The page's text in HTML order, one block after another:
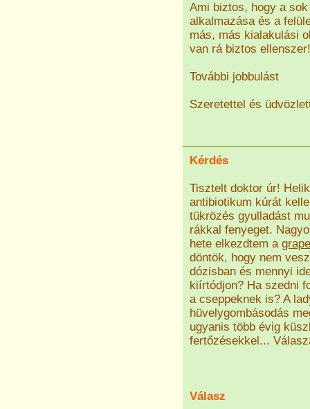
Ami biztos, hogy a
alkalmazása és a
más, más kialakulási
van rá biztos ellenszer!
További jobbulást
Szeretettel és
Kérdés
Tisztelt doktor úr!
antibiotikum kúrát
tükrözés gyulladást
rákkal fenyeget.
hete elkezdtem a
döntök, hogy nem
dózisban és mennyi
kiírtódjon? Ha szedni
a cseppeknek is? A
hüvelygombásodás
ugyanis több évig
fertőzésekkel...
Válasz